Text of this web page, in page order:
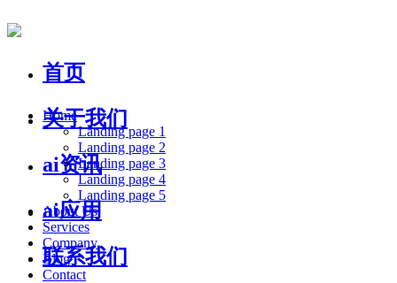
首页
关于我们
ai资讯
ai应用
联系我们
Home
Landing page 1
Landing page 2
Landing page 3
Landing page 4
Landing page 5
About Us
Services
Company
Blog
Contact